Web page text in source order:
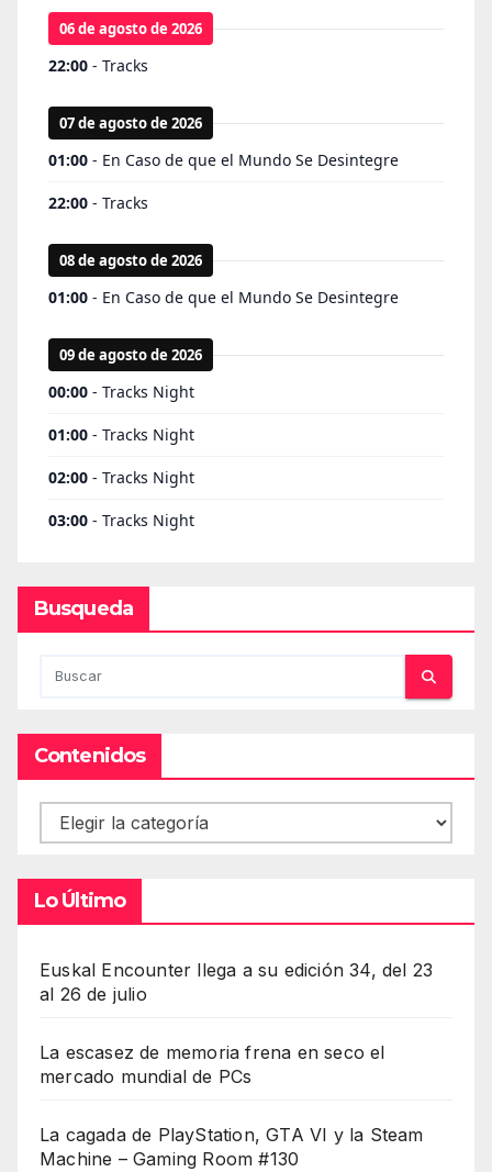
Busqueda
Contenidos
Contenidos
Lo Último
Euskal Encounter llega a su edición 34, del 23
al 26 de julio
La escasez de memoria frena en seco el
mercado mundial de PCs
La cagada de PlayStation, GTA VI y la Steam
Machine – Gaming Room #130